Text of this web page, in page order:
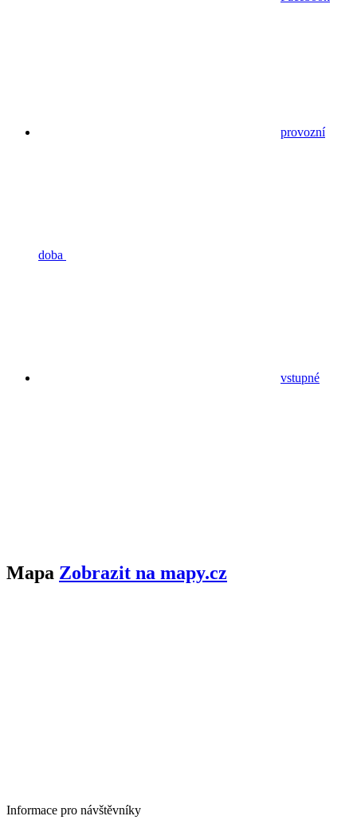
provozní
doba
vstupné
Mapa Zobrazit na mapy.cz
Informace pro návštěvníky